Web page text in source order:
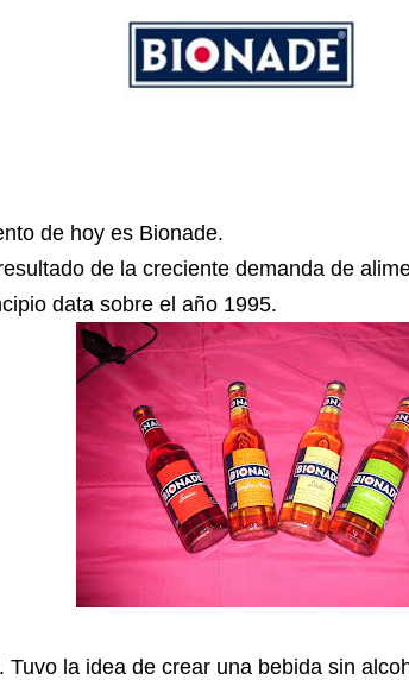
de hoy es Bionade.
de la creciente demanda de
data sobre el año 1995.
Tuvo la idea de crear una bebida sin